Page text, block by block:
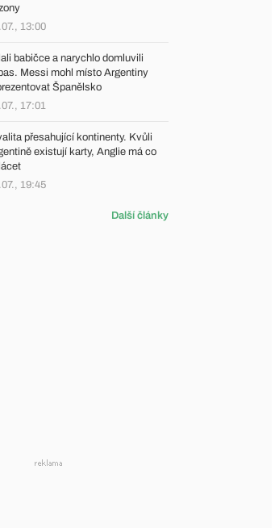
13:00
babičce a narychlo domluvili
Messi mohl místo Argentiny
Španělsko
17:01
přesahující kontinenty. Kvůli
existují karty, Anglie má co
19:45
Další články